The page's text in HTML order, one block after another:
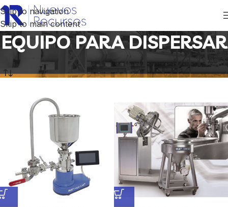
Skip to navigation
Skip to main content
EQUIPO PARA DISPERSAR
Inicio Productos etiquetados “EQUIPO PARA DISPERSAR”